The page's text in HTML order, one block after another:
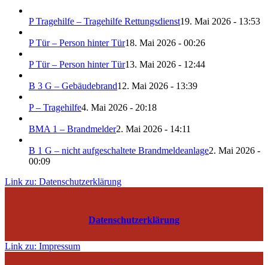
P Tragehilfe – Tragehilfe Rettungsdienst19. Mai 2026 - 13:53
P Tür – Person hinter Tür18. Mai 2026 - 00:26
P Tür – Person hinter Tür13. Mai 2026 - 12:44
B 3 G – Gebäudebrand12. Mai 2026 - 13:39
P – Tragehilfe4. Mai 2026 - 20:18
BMA 1 – Brandmelder2. Mai 2026 - 14:11
B 1 G – nicht aufgeschaltete Brandmeldeanlage2. Mai 2026 -
00:09
Link zu: Datenschutzerklärung
Datenschutzerklärung
Link zu: Impressum